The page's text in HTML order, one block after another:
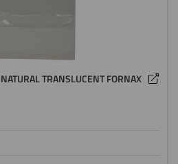
TRANSLUCENT FORNAX